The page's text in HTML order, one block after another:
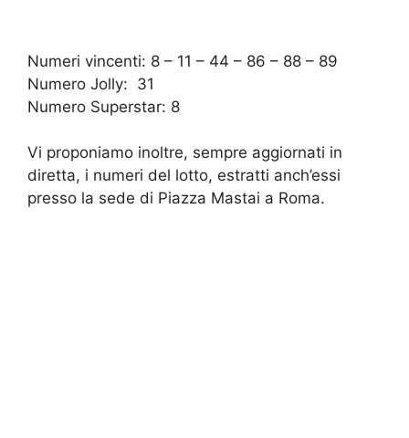
Numeri vincenti: 8 – 11 – 44 – 86 – 88 – 89
Numero Jolly: 31
Numero Superstar: 8
Vi proponiamo inoltre, sempre aggiornati in
diretta, i numeri del lotto, estratti anch’essi
presso la sede di Piazza Mastai a Roma.